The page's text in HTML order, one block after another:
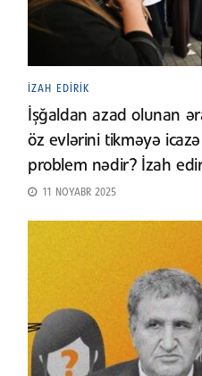
İZAH EDIRIK
İşğaldan azad olunan
öz evlərini tikməyə
problem nədir? İzah
11 NOYABR 2025